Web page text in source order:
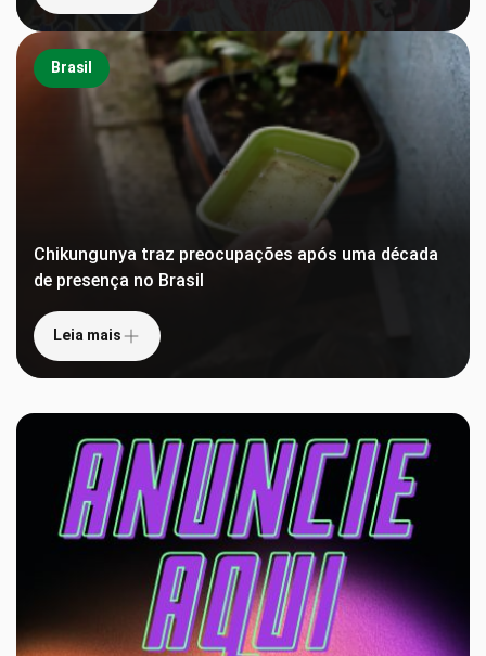
Brasil
Chikungunya traz preocupações após uma década
de presença no Brasil
Leia mais